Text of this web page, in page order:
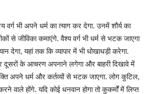
वर्ग भी अपने धर्म का त्याग कर देगा. उनमें शौर्य का
से जीविका कमाएंगे. वैश्य वर्ग भी धर्म से भटक जाएगा
देगा, यहां तक कि व्यापार में भी धोखाधड़ी करेगा.
दूसरों के आचरण अपनाने लगेगा और बाहरी दिखावे में
अपने धर्म और कर्तव्यों से भटक जाएगा. लोग कुटिल,
वाले होंगे. यदि कोई धनवान होगा तो कुकर्मों में लिप्त